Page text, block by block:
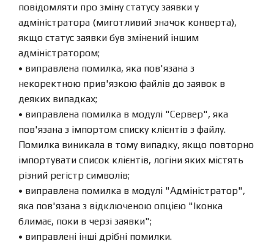
повідомляти про зміну статусу заявки у
адміністратора (миготливий значок конверта),
якщо статус заявки був змінений іншим
адміністратором;
• виправлена ​​помилка, яка пов'язана з
некоректною прив'язкою файлів до заявок в
деяких випадках;
• виправлена ​​помилка в модулі "Сервер", яка
пов'язана з імпортом списку клієнтів з файлу.
Помилка виникала в тому випадку, якщо повторно
імпортувати список клієнтів, логіни яких містять
різний регістр символів;
• виправлена ​​помилка в модулі "Адміністратор",
яка пов'язана з відключеною опцією "Іконка
блимає, поки в черзі заявки";
• виправлені інші дрібні помилки.